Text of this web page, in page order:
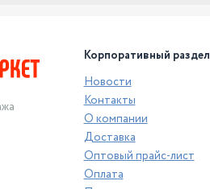
Корпоративный раздел
Новости
Контакты
О компании
Доставка
Оптовый прайс-лист
Оплата